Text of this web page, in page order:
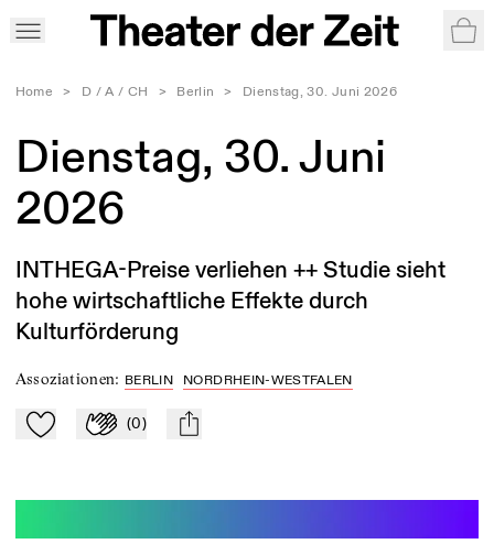
Home > D / A / CH > Berlin > Dienstag, 30. Juni 2026
Dienstag, 30. Juni
2026
INTHEGA-Preise verliehen ++ Studie sieht
hohe wirtschaftliche Effekte durch
Kulturförderung
Assoziationen: BERLIN NORDRHEIN-WESTFALEN
Zu Mein-TdZ hinzufügen
Applaudieren
(0) mail